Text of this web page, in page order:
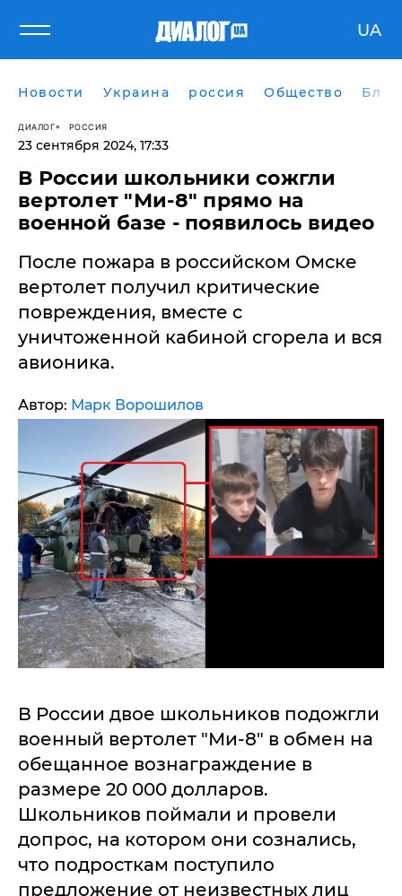
UA
Новости Украина россия Общество
ДИАЛОГ РОССИЯ
23 сентября 2024, 17:33
В России школьники сожгли
вертолет "Ми-8" прямо на
военной базе - появилось видео
После пожара в российском Омске
вертолет получил критические
повреждения, вместе с
уничтоженной кабиной сгорела и вся
авионика.
Автор: Марк Ворошилов
В России двое школьников подожгли
военный вертолет "Ми-8" в обмен на
обещанное вознаграждение в
размере 20 000 долларов.
Школьников поймали и провели
допрос, на котором они сознались,
что подросткам поступило
предложение от неизвестных лиц